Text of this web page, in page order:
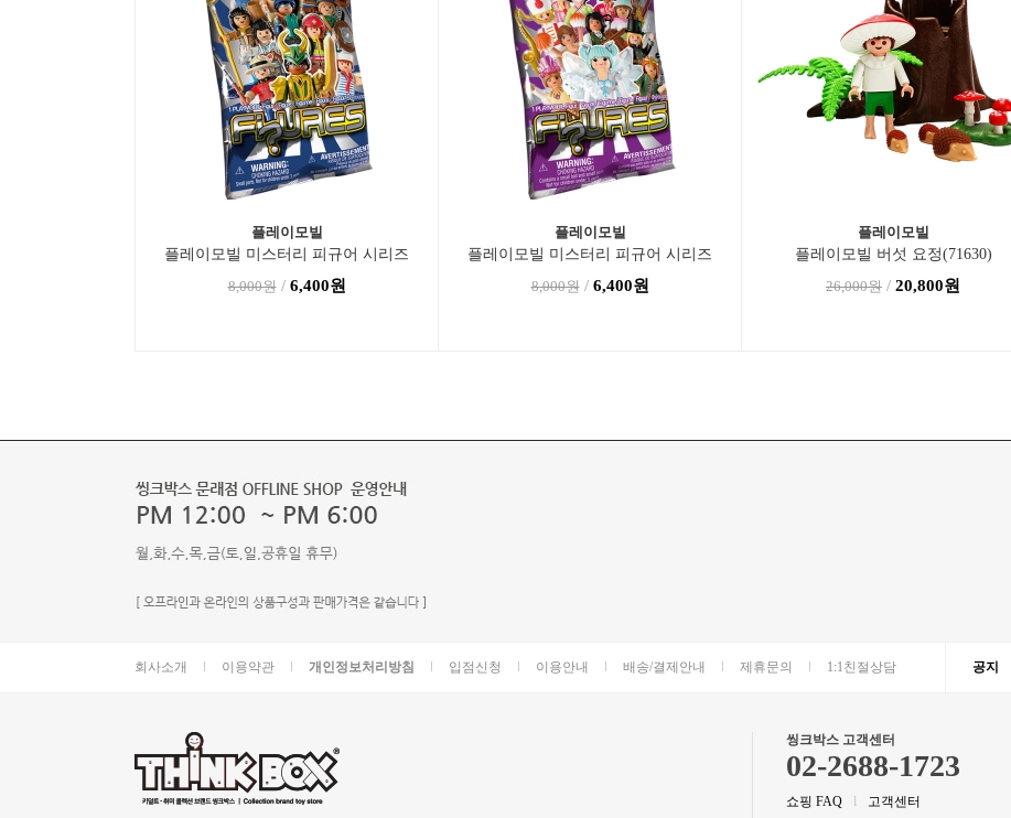
플레이모빌
플레이모빌 미스터리 피규어 시리즈
28-남자(71889)
8,000원/ 6,400원
플레이모빌
플레이모빌 미스터리 피규어 시리즈
28-여자(71890)
8,000원/ 6,400원
플레이모빌
플레이모빌 버섯 요정(71630)
26,000원 / 20,800원
회사소개 이용약관 개인정보처리방침 입점신청 이용안내 배송/결제안내 제휴문의 1:1친절상담 공지
씽크박스 고객센터
02-2688-1723
쇼핑 FAQ 고객센터